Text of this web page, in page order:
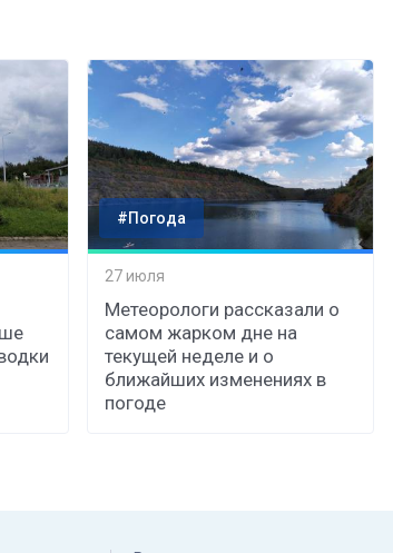
#Погода
27 июля
Метеорологи рассказали о
самом жарком дне на
текущей неделе и о
ближайших изменениях в
погоде